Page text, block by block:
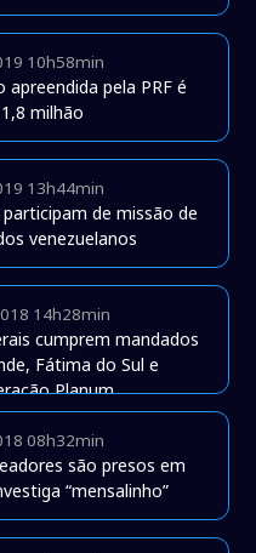
10h58min
apreendida pela PRF é
milhão
13h44min
de missão de
venezuelanos
14h28min
cumprem mandados
Fátima do Sul e
Planum
08h32min
são presos em
“mensalinho”